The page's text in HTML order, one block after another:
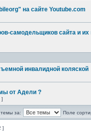
на сайте Youtube.com
самодельщиков сайта и их
инвалидной коляской
от Адели ?
]
темы за: Поле
]